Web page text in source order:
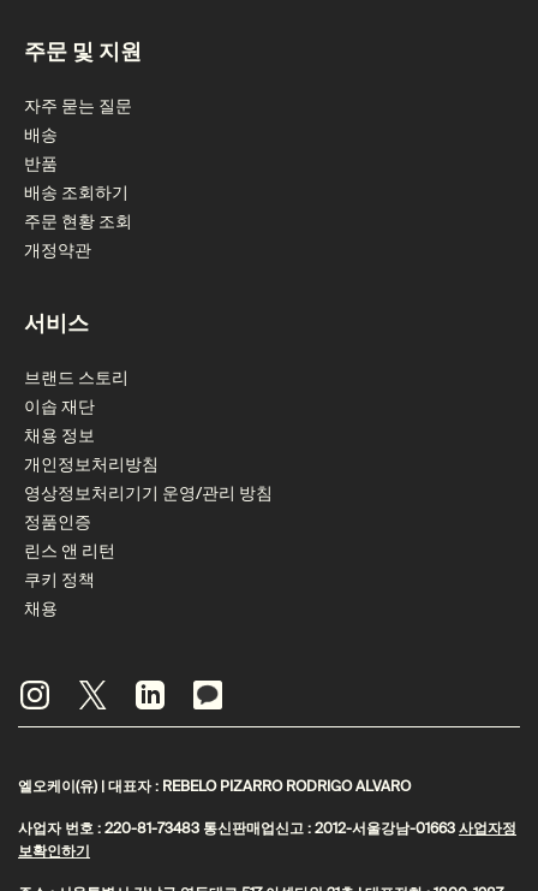
주문 및 지원
자주 묻는 질문
배송
반품
배송 조회하기
주문 현황 조회
개정약관
서비스
브랜드 스토리
이솝 재단
채용 정보
개인정보처리방침
영상정보처리기기 운영/관리 방침
정품인증
린스 앤 리턴
쿠키 정책
채용
엘오케이(유) | 대표자 : REBELO PIZARRO RODRIGO ALVARO
사업자 번호 : 220-81-73483 통신판매업신고 : 2012-서울강남-01663사업자정
보확인하기